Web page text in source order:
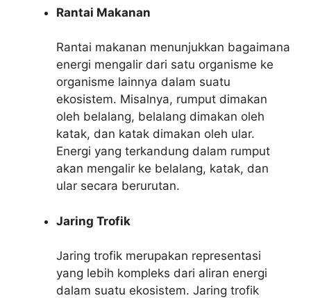
Rantai Makanan
Rantai makanan menunjukkan bagaimana
energi mengalir dari satu organisme ke
organisme lainnya dalam suatu
ekosistem. Misalnya, rumput dimakan
oleh belalang, belalang dimakan oleh
katak, dan katak dimakan oleh ular.
Energi yang terkandung dalam rumput
akan mengalir ke belalang, katak, dan
ular secara berurutan.
Jaring Trofik
Jaring trofik merupakan representasi
yang lebih kompleks dari aliran energi
dalam suatu ekosistem. Jaring trofik